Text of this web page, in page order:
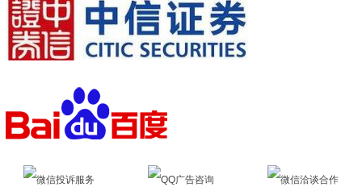
微信投诉服务 QQ广告咨询 微信洽谈合作